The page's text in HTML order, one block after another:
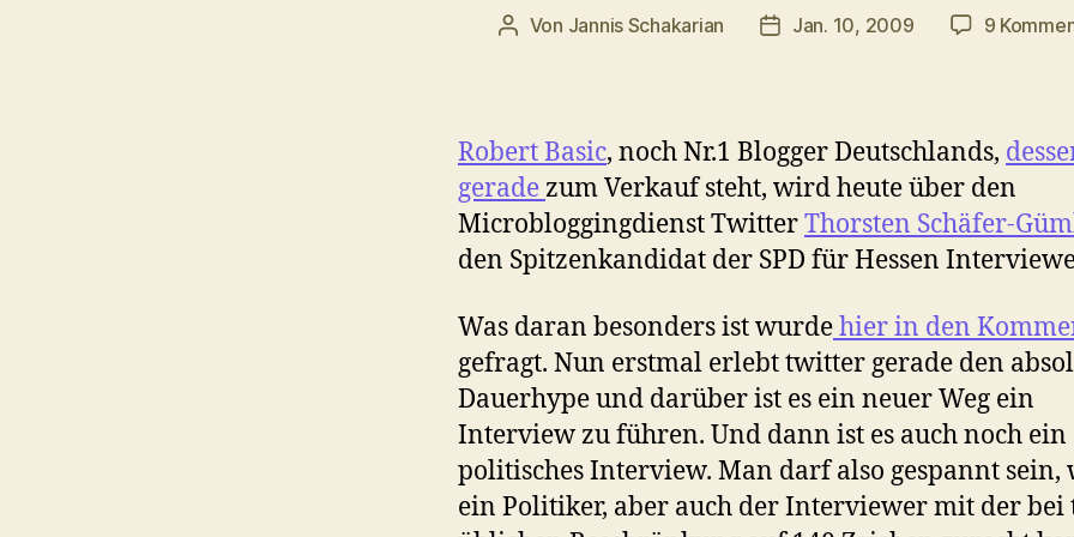
Beitragsautor
Von Jannis Schakarian Veröffentlichungsdatum
Jan. 10, 2009 9
Robert Basic, noch Nr.1 Blogger Deutschlands,
geradezum Verkauf steht, wird heute über den
Microbloggingdienst TwitterThorsten Schäfer-
den Spitzenkandidat der SPD für Hessen
Was daran besonders ist wurdehier in den
gefragt. Nun erstmal erlebt twitter gerade den
Dauerhype und darüber ist es ein neuer Weg ein
Interview zu führen. Und dann ist es auch noch ein
politisches Interview. Man darf also gespannt sein,
ein Politiker, aber auch der Interviewer mit der